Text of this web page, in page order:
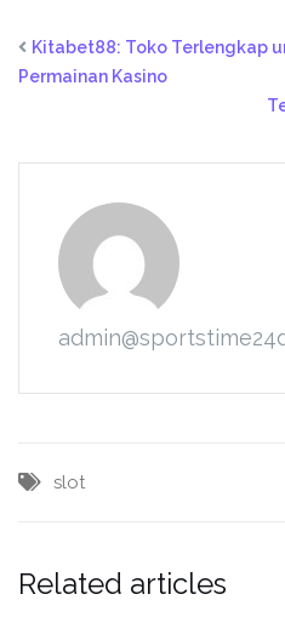
Kitabet88: Toko Terlengkap
Permainan Kasino
slot
Related articles